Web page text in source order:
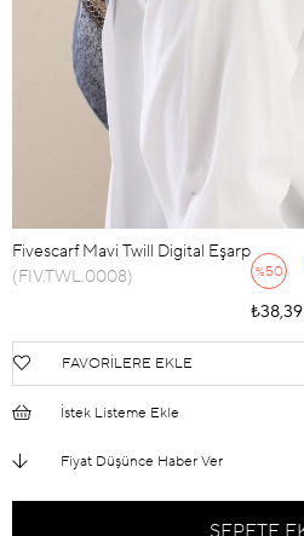
Fivescarf Mavi Twill Digital Eşarp
(FIV.TWL.0008)
%50
İndirim
₺38,39
FAVORILERE EKLE
İstek Listeme Ekle
Fiyat Düşünce Haber Ver